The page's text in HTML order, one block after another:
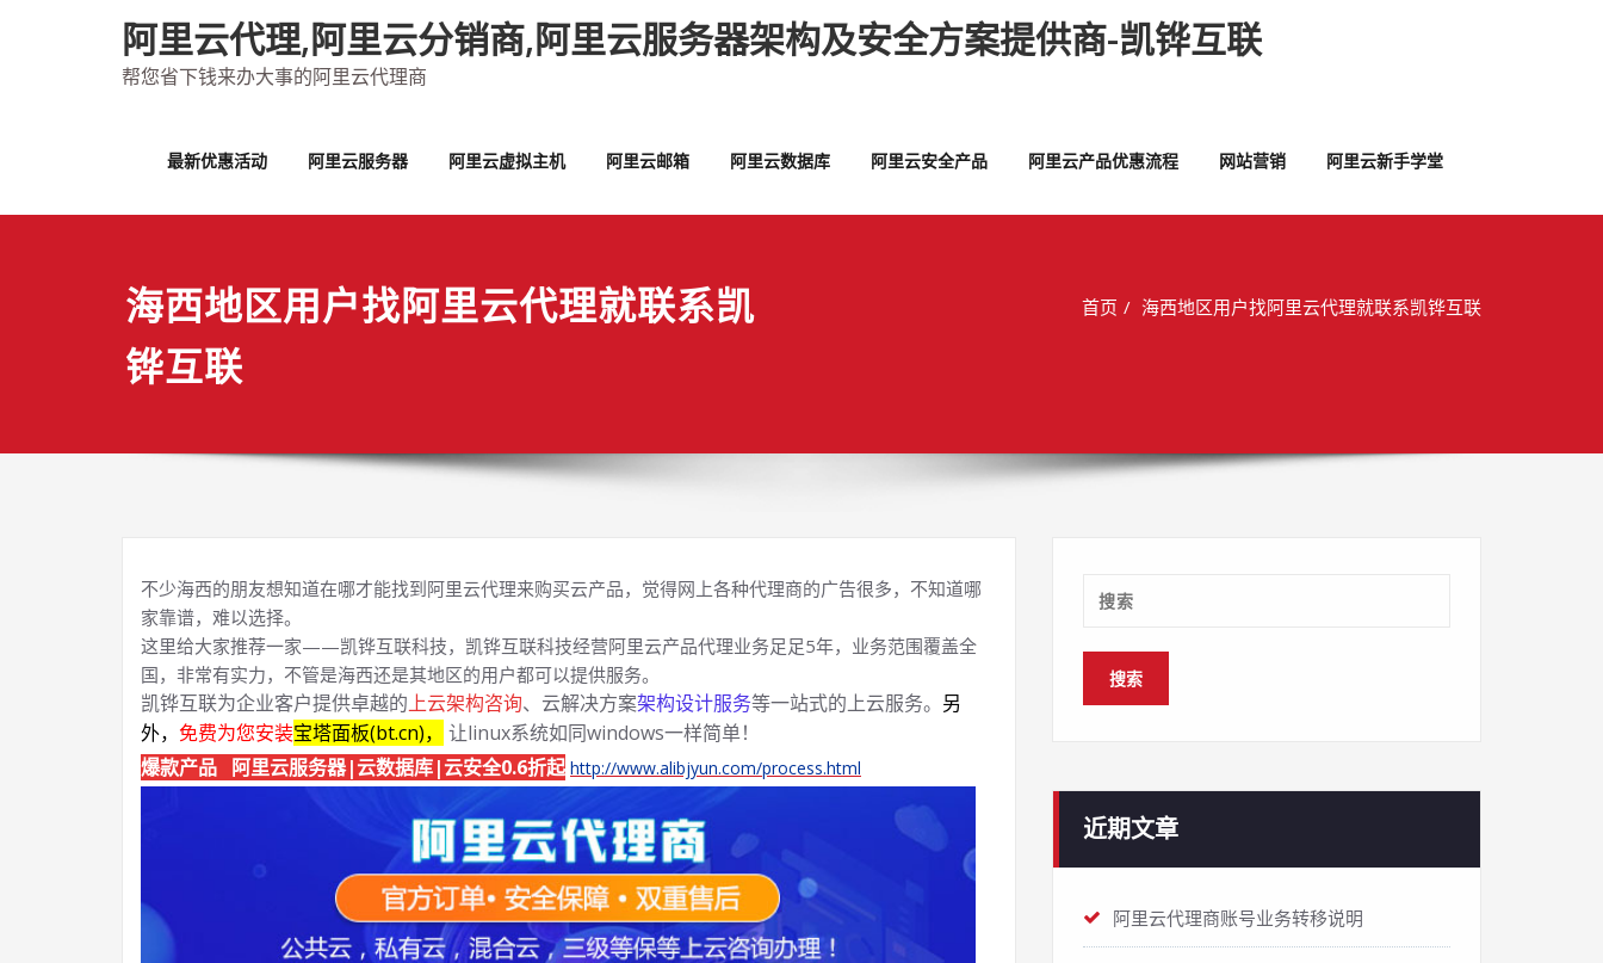
阿里云代理,阿里云分销商,阿里云服务器架构及安全方案提供商-凯铧互联
帮您省下钱来办大事的阿里云代理商
最新优惠活动 阿里云服务器 阿里云虚拟主机 阿里云邮箱 阿里云数据库 阿里云安全产品 阿里云产品优惠流程 网站营销 阿里云新手学堂
海西地区用户找阿里云代理就联系凯
铧互联
首页 海西地区用户找阿里云代理就联系凯铧互联
不少海西的朋友想知道在哪才能找到阿里云代理来购买云产品，觉得网上各种代理商的广告很多，不知道哪
家靠谱，难以选择。
这里给大家推荐一家——凯铧互联科技，凯铧互联科技经营阿里云产品代理业务足足5年，业务范围覆盖全
国，非常有实力，不管是海西还是其地区的用户都可以提供服务。
凯铧互联为企业客户提供卓越的上云架构咨询、云解决方案架构设计服务等一站式的上云服务。 另
外， 免费为您安装宝塔面板(bt.cn)，
让linux系统如同windows一样简单！
爆款产品 阿里云服务器|云数据库|云安全0.6折起 http://www.alibjyun.com/process.html
近期文章
阿里云代理商账号业务转移说明